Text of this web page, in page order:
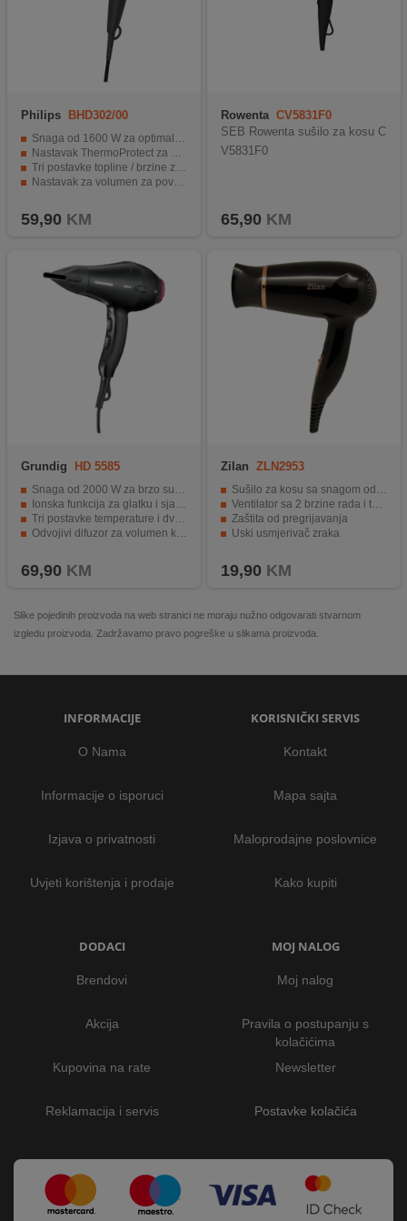
Philips BHD302/00
Snaga od 1600 W za optimalan protok zraka.
Nastavak ThermoProtect za nižu temperaturu sušenja.
Tri postavke topline / brzine za lako oblikovanje kose.
Nastavak za volumen za povećanje gustoće kose.
59,90 KM
Rowenta CV5831F0
SEB Rowenta sušilo za kosu C
V5831F0
65,90 KM
Grundig HD 5585
Snaga od 2000 W za brzo sušenje kose
Ionska funkcija za glatku i sjajnu kosu
Tri postavke temperature i dvije brzine
Odvojivi difuzor za volumen kose
69,90 KM
Zilan ZLN2953
Sušilo za kosu sa snagom od 1200W
Ventilator sa 2 brzine rada i temperature
Zaštita od pregrijavanja
Uski usmjerivač zraka
19,90 KM
Slike pojedinih proizvoda na web stranici ne moraju nužno odgovarati stvarnom
izgledu proizvoda. Zadržavamo pravo pogreške u slikama proizvoda.
INFORMACIJE
O Nama
Informacije o isporuci
Izjava o privatnosti
Uvjeti korištenja i prodaje
KORISNIČKI SERVIS
Kontakt
Mapa sajta
Maloprodajne poslovnice
Kako kupiti
DODACI
Brendovi
Akcija
Kupovina na rate
Reklamacija i servis
MOJ NALOG
Moj nalog
Pravila o postupanju s
kolačićima
Newsletter
Postavke kolačića